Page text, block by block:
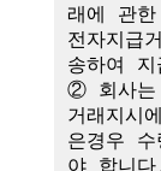
래에 관
전자지급
송하여
② 회사는
거래지시
은경우
야 합니